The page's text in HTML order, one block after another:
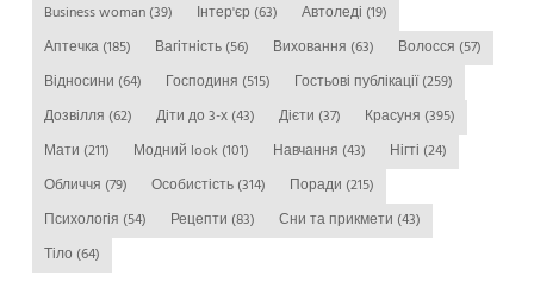
Business woman (39) Інтер'єр (63) Автоледі (19)
Аптечка (185) Вагітність (56) Виховання (63) Волосся (57)
Відносини (64) Господиня (515) Гостьові публікації(259)
Дозвілля (62) Діти до 3-х (43) Дієти (37) Красуня (395)
Мати (211) Модний look (101) Навчання (43) Нігті (24)
Обличчя (79) Особистість (314) Поради (215)
Психологія (54) Рецепти (83) Сни та прикмети (43)
Тіло (64)